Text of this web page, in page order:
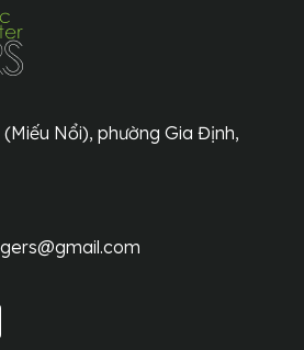
(Miếu Nổi), phường Gia Định,